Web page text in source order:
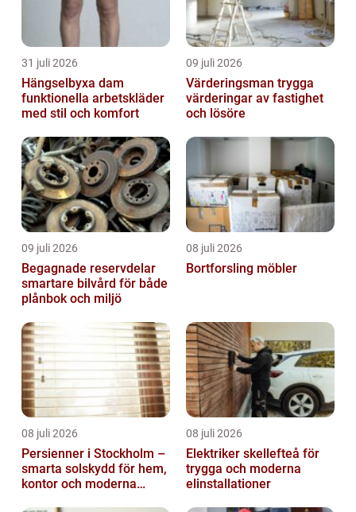
31 juli 2026
Hängselbyxa dam
funktionella arbetskläder
med stil och komfort
09 juli 2026
Värderingsman trygga
värderingar av fastighet
och lösöre
09 juli 2026
Begagnade reservdelar
smartare bilvård för både
plånbok och miljö
08 juli 2026
Bortforsling möbler
08 juli 2026
Persienner i Stockholm –
smarta solskydd för hem,
kontor och moderna
08 juli 2026
Elektriker skellefteå för
trygga och moderna
elinstallationer